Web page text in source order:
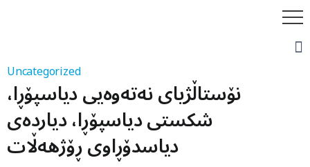
Uncategorized
نۆستاڵژیای نەتەوەیی دیاسپۆڕا،
شکستی دیاسپۆڕا، دیاردەی
دیاسدۆڕاوی ڕۆژهەڵات